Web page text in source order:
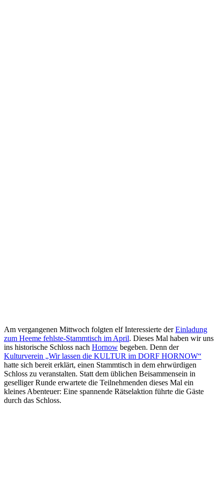
Am vergangenen Mittwoch folgten elf Interessierte derEinladung
zum Heeme fehlste-Stammtisch im April. Dieses Mal haben wir uns
ins historische Schloss nach Hornow begeben. Denn der
Kulturverein „Wir lassen die KULTUR im DORF HORNOW“
hatte sich bereit erklärt, einen Stammtisch in dem ehrwürdigen
Schloss zu veranstalten. Statt dem üblichen Beisammensein in
geselliger Runde erwartete die Teilnehmenden dieses Mal ein
kleines Abenteuer: Eine spannende Rätselaktion führte die Gäste
durch das Schloss.